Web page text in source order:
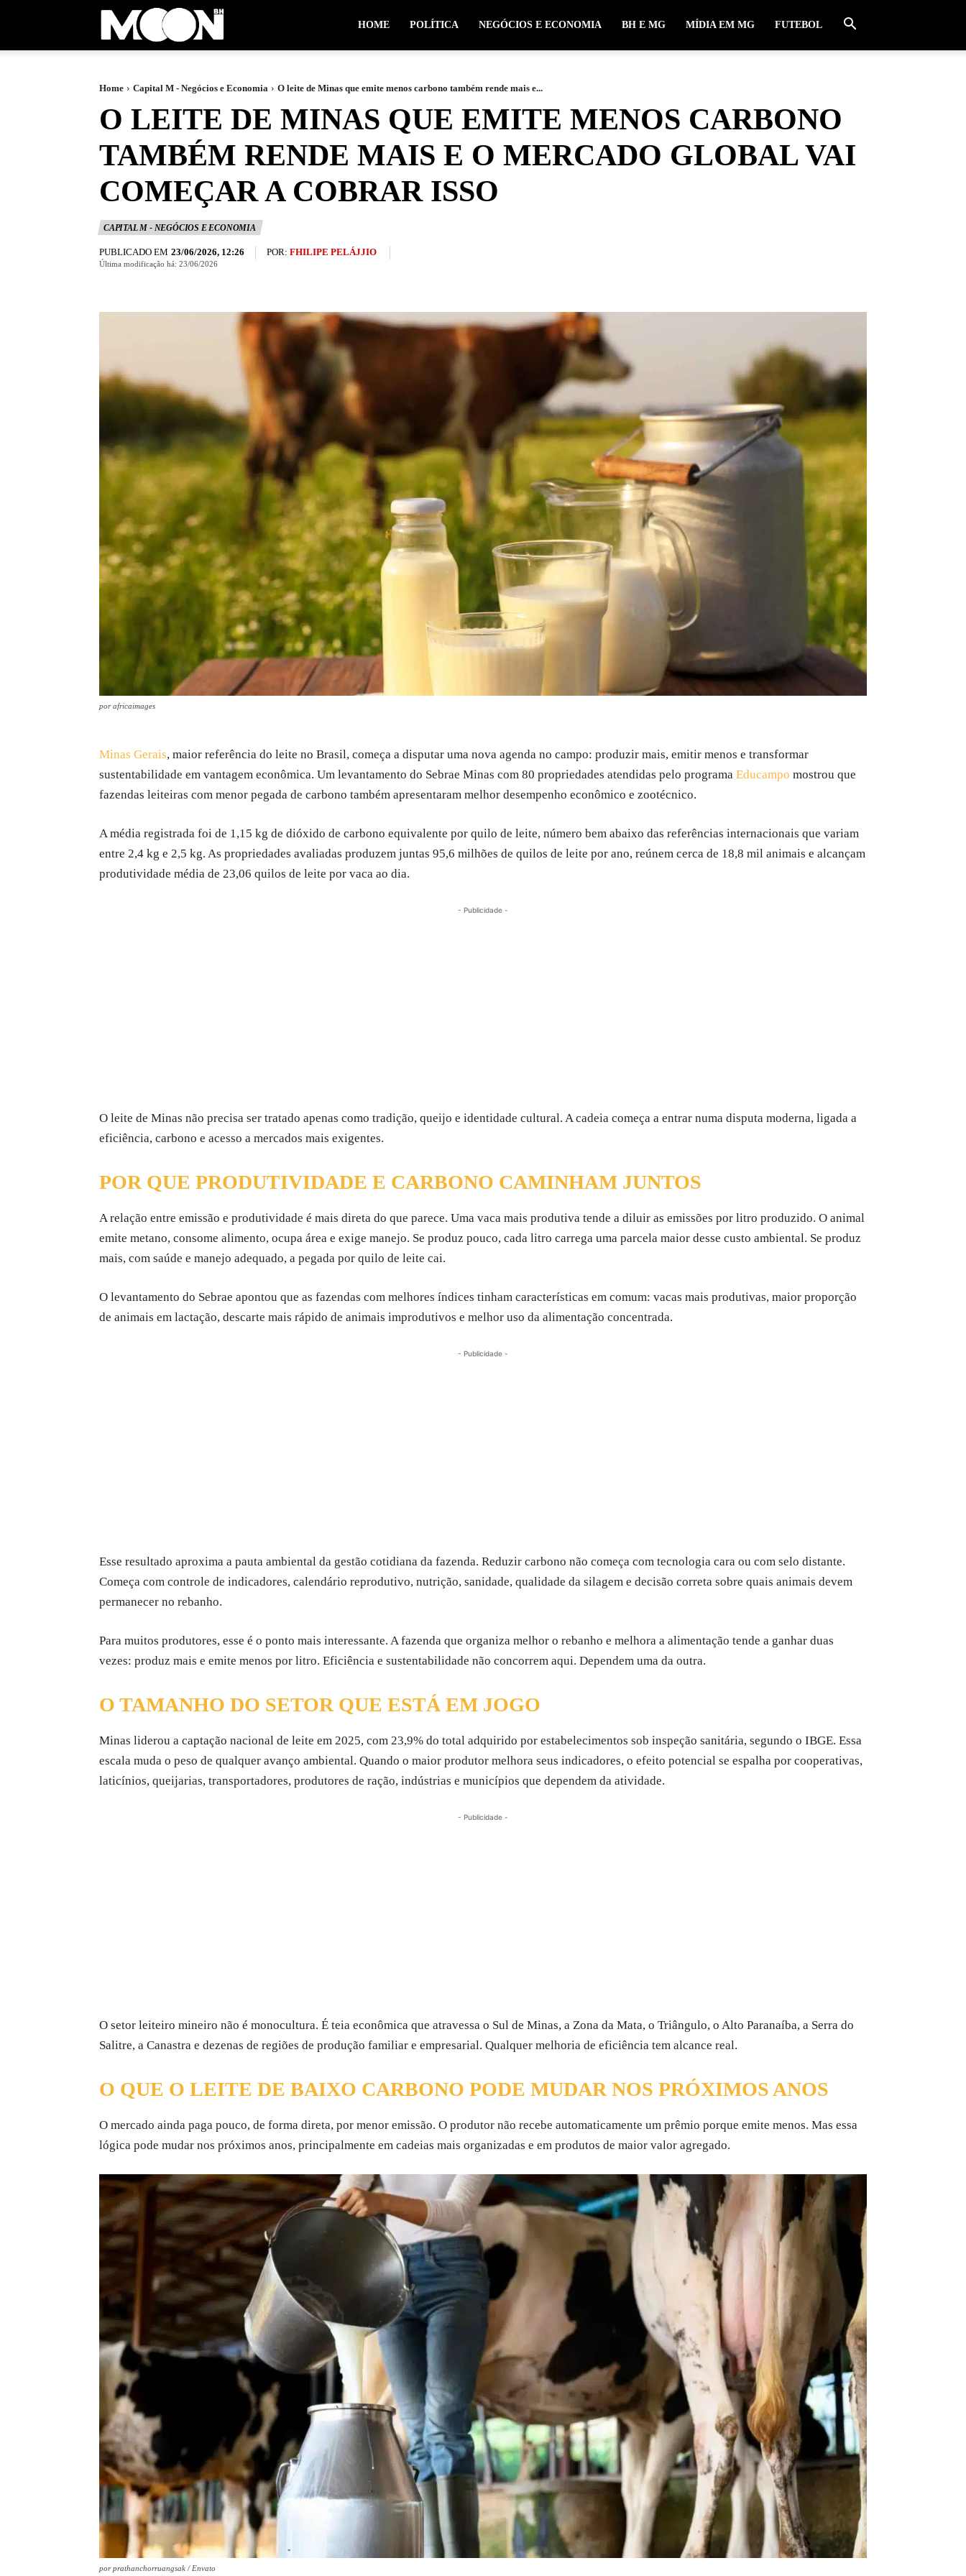
HOME POLÍTICA NEGÓCIOS E ECONOMIA BH E MG MÍDIA EM MG FUTEBOL
Home Capital M - Negócios e Economia O leite de Minas que emite menos carbono também rende mais e...
O LEITE DE MINAS QUE EMITE MENOS CARBONO
TAMBÉM RENDE MAIS E O MERCADO GLOBAL VAI
COMEÇAR A COBRAR ISSO
CAPITAL M - NEGÓCIOS E ECONOMIA
PUBLICADO EM 23/06/2026, 12:26 POR: FHILIPE PELÁJJIO
Última modificação há: 23/06/2026
por africaimages
Minas Gerais, maior referência do leite no Brasil, começa a disputar uma nova agenda no campo: produzir mais, emitir menos e transformar
sustentabilidade em vantagem econômica. Um levantamento do Sebrae Minas com 80 propriedades atendidas pelo programa Educampo mostrou que
fazendas leiteiras com menor pegada de carbono também apresentaram melhor desempenho econômico e zootécnico.
A média registrada foi de 1,15 kg de dióxido de carbono equivalente por quilo de leite, número bem abaixo das referências internacionais que variam
entre 2,4 kg e 2,5 kg. As propriedades avaliadas produzem juntas 95,6 milhões de quilos de leite por ano, reúnem cerca de 18,8 mil animais e alcançam
produtividade média de 23,06 quilos de leite por vaca ao dia.
- Publicidade -
O leite de Minas não precisa ser tratado apenas como tradição, queijo e identidade cultural. A cadeia começa a entrar numa disputa moderna, ligada a
eficiência, carbono e acesso a mercados mais exigentes.
POR QUE PRODUTIVIDADE E CARBONO CAMINHAM JUNTOS
A relação entre emissão e produtividade é mais direta do que parece. Uma vaca mais produtiva tende a diluir as emissões por litro produzido. O animal
emite metano, consome alimento, ocupa área e exige manejo. Se produz pouco, cada litro carrega uma parcela maior desse custo ambiental. Se produz
mais, com saúde e manejo adequado, a pegada por quilo de leite cai.
O levantamento do Sebrae apontou que as fazendas com melhores índices tinham características em comum: vacas mais produtivas, maior proporção
de animais em lactação, descarte mais rápido de animais improdutivos e melhor uso da alimentação concentrada.
- Publicidade -
Esse resultado aproxima a pauta ambiental da gestão cotidiana da fazenda. Reduzir carbono não começa com tecnologia cara ou com selo distante.
Começa com controle de indicadores, calendário reprodutivo, nutrição, sanidade, qualidade da silagem e decisão correta sobre quais animais devem
permanecer no rebanho.
Para muitos produtores, esse é o ponto mais interessante. A fazenda que organiza melhor o rebanho e melhora a alimentação tende a ganhar duas
vezes: produz mais e emite menos por litro. Eficiência e sustentabilidade não concorrem aqui. Dependem uma da outra.
O TAMANHO DO SETOR QUE ESTÁ EM JOGO
Minas liderou a captação nacional de leite em 2025, com 23,9% do total adquirido por estabelecimentos sob inspeção sanitária, segundo o IBGE. Essa
escala muda o peso de qualquer avanço ambiental. Quando o maior produtor melhora seus indicadores, o efeito potencial se espalha por cooperativas,
laticínios, queijarias, transportadores, produtores de ração, indústrias e municípios que dependem da atividade.
- Publicidade -
O setor leiteiro mineiro não é monocultura. É teia econômica que atravessa o Sul de Minas, a Zona da Mata, o Triângulo, o Alto Paranaíba, a Serra do
Salitre, a Canastra e dezenas de regiões de produção familiar e empresarial. Qualquer melhoria de eficiência tem alcance real.
O QUE O LEITE DE BAIXO CARBONO PODE MUDAR NOS PRÓXIMOS ANOS
O mercado ainda paga pouco, de forma direta, por menor emissão. O produtor não recebe automaticamente um prêmio porque emite menos. Mas essa
lógica pode mudar nos próximos anos, principalmente em cadeias mais organizadas e em produtos de maior valor agregado.
por prathanchorruangsak / Envato